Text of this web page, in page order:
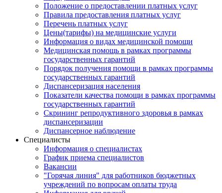
Положение о предоставлении платных услуг
Правила предоставления платных услуг
Перечень платных услуг
Цены(тарифы) на медицинские услуги
Информация о видах медицинской помощи
Медицинская помощь в рамках программы
государственных гарантий
Порядок получения помощи в рамках программы
государственных гарантий
Диспансеризация населения
Показатели качества помощи в рамках программы
государственных гарантий
Скрининг репродуктивного здоровья в рамках
диспансеризации
Диспансерное наблюдение
Специалисты
Информация о специалистах
График приема специалистов
Вакансии
"Горячая линия" для работников бюджетных
учреждений по вопросам оплаты труда